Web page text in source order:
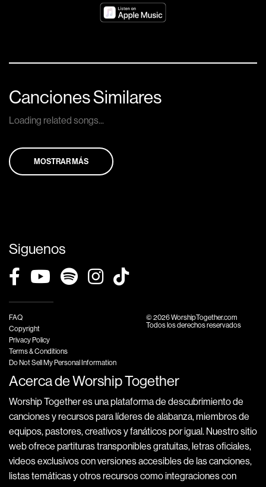
Canciones Similares
Loading related songs...
MOSTRAR MÁS
Siguenos
FAQ
Copyright
Privacy Policy
Terms & Conditions
Do Not Sell My Personal Information
© 2026 WorshipTogether.com
Todos los derechos reservados
Acerca de Worship Together
Worship Together es una plataforma de descubrimiento de
canciones y recursos para líderes de alabanza, miembros de
equipos, pastores, creativos y fanáticos por igual. Nuestro sitio
web ofrece partituras transponibles gratuitas, letras oficiales,
videos exclusivos con versiones accesibles de las canciones,
listas temáticas y otros recursos como integraciones con